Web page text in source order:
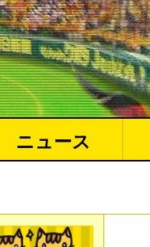
ニュース